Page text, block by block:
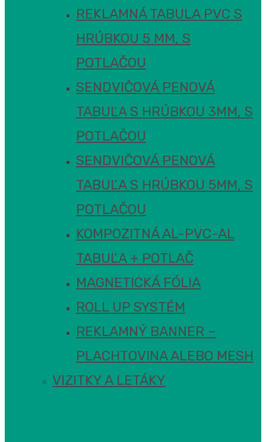
REKLAMNÁ TABULA PVC S
HRÚBKOU 5 MM, S
POTLAČOU
SENDVIČOVÁ PENOVÁ
TABUĽA S HRÚBKOU 3MM, S
POTLAČOU
SENDVIČOVÁ PENOVÁ
TABUĽA S HRÚBKOU 5MM, S
POTLAČOU
KOMPOZITNÁ AL-PVC-AL
TABUĽA + POTLAČ
MAGNETICKÁ FÓLIA
ROLL UP SYSTÉM
REKLAMNÝ BANNER –
PLACHTOVINA ALEBO MESH
VIZITKY A LETÁKY